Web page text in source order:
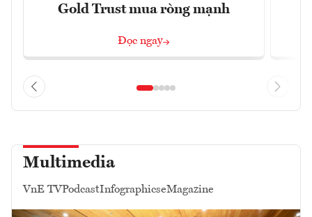
Gold Trust mua ròng mạnh
Đọc ngay
Multimedia
VnE TVPodcastInfographicseMagazine